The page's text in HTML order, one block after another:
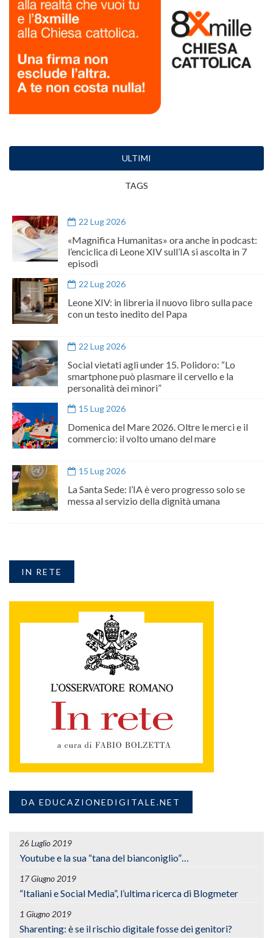
ULTIMI
TAGS
22 Lug 2026
«Magnifica Humanitas» ora anche in podcast:
l’enciclica di Leone XIV sull’IA si ascolta in 7
episodi
22 Lug 2026
Leone XIV: in libreria il nuovo libro sulla pace
con un testo inedito del Papa
22 Lug 2026
Social vietati agli under 15. Polidoro: “Lo
smartphone può plasmare il cervello e la
personalità dei minori”
15 Lug 2026
Domenica del Mare 2026. Oltre le merci e il
commercio: il volto umano del mare
15 Lug 2026
La Santa Sede: l’IA è vero progresso solo se
messa al servizio della dignità umana
IN RETE
DA EDUCAZIONEDIGITALE.NET
26 Luglio 2019
Youtube e la sua “tana del bianconiglio”…
17 Giugno 2019
“Italiani e Social Media”, l’ultima ricerca di Blogmeter
1 Giugno 2019
Sharenting: è se il rischio digitale fosse dei genitori?